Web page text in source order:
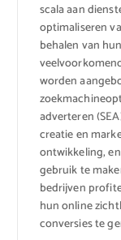
scala aan
optimaliseren
behalen van
worden
adverteren
creatie en
ontwikkeling,
gebruik te
bedrijven
hun online
conversies te